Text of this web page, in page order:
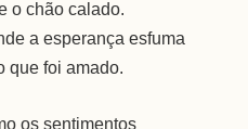
o chão calado.
a esperança esfuma
que foi amado.
os sentimentos